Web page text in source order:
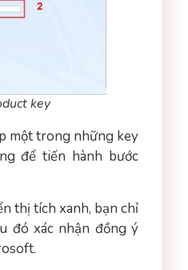
key
một trong những key
để tiến hành bước
thị tích xanh, bạn chỉ
đó xác nhận đồng ý